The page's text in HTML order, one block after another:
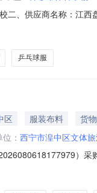
二、供应商名称：江
套
乒乓球服
区 服装布料
货物
： 西宁市湟中区文体
）
旅游局采购单位地址